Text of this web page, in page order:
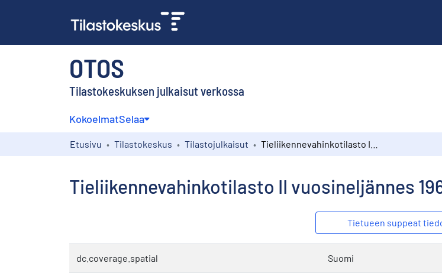
OTOS
Tilastokeskuksen julkaisut verkossa
KokoelmatSelaa
Etusivu Tilastokeskus Tilastojulkaisut
Tieliikennevahinkotilasto II vuosineljännes
Tietueen suppeat
dc.coverage.spatial Suomi